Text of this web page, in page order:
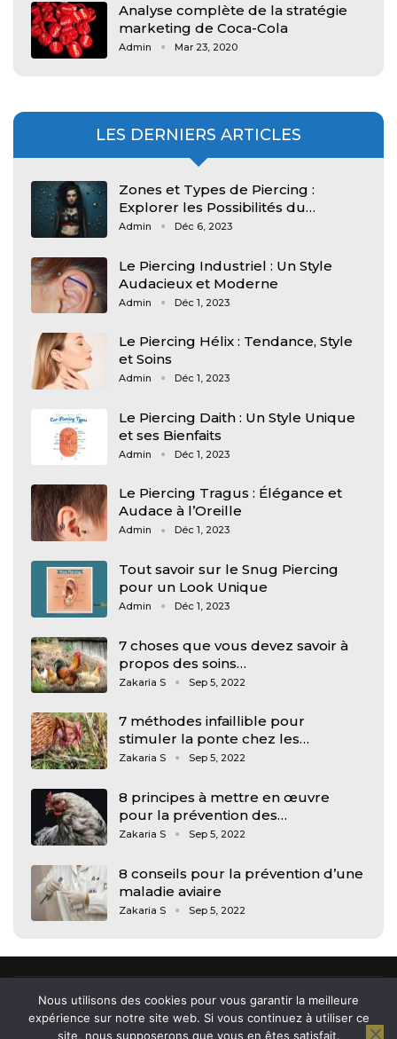
Analyse complète de la stratégie
marketing de Coca-Cola
Admin Mar 23, 2020
LES DERNIERS ARTICLES
Zones et Types de Piercing :
Explorer les Possibilités du…
Admin Déc 6, 2023
Le Piercing Industriel : Un Style
Audacieux et Moderne
Admin Déc 1, 2023
Le Piercing Hélix : Tendance, Style
et Soins
Admin Déc 1, 2023
Le Piercing Daith : Un Style Unique
et ses Bienfaits
Admin Déc 1, 2023
Le Piercing Tragus : Élégance et
Audace à l’Oreille
Admin Déc 1, 2023
Tout savoir sur le Snug Piercing
pour un Look Unique
Admin Déc 1, 2023
7 choses que vous devez savoir à
propos des soins…
Zakaria S Sep 5, 2022
7 méthodes infaillible pour
stimuler la ponte chez les…
Zakaria S Sep 5, 2022
8 principes à mettre en œuvre
pour la prévention des…
Zakaria S Sep 5, 2022
8 conseils pour la prévention d’une
maladie aviaire
Zakaria S Sep 5, 2022
© 2026 - Arkham, news et actu des jeunes. All Rights Reserved.
Nous utilisons des cookies pour vous garantir la meilleure
expérience sur notre site web. Si vous continuez à utiliser ce
site, nous supposerons que vous en êtes satisfait.